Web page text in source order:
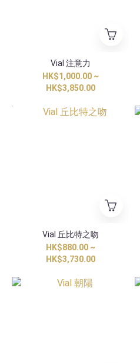
Vial 注意力
HK$1,000.00 ~
HK$3,850.00
Vial 丘比特之吻
HK$880.00 ~
HK$3,730.00